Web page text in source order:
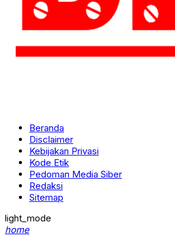
Beranda
Disclaimer
Kebijakan Privasi
Kode Etik
Pedoman Media Siber
Redaksi
Sitemap
light_mode
home